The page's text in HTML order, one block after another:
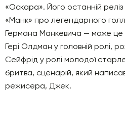
«Оскара». Його останній
«Манк» про легендарного
Германа Манкевича — може це
Гері Олдман у головній ролі,
Сейфрід у ролі молодої
бритва, сценарій, який
режисера, Джек.